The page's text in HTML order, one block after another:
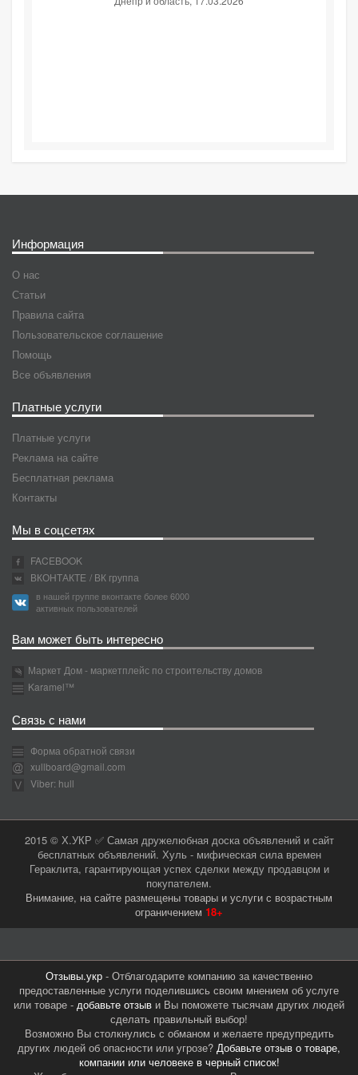
Информация
О нас
Статьи
Правила сайта
Пользовательское соглашение
Помощь
Все объявления
Платные услуги
Платные услуги
Реклама на сайте
Бесплатная реклама
Контакты
Мы в соцсетях
FACEBOOK
ВКОНТАКТЕ / ВК группа
в нашей группе вконтакте более 6000
активных пользователей
Вам может быть интересно
Маркет Дом - маркетплейс по строительству домов
Karamel™
Связь с нами
Форма обратной связи
xullboard@gmail.com
Viber: hull
2015 © Х.УКР ✅ Самая дружелюбная доска объявлений и сайт
бесплатных объявлений. Хуль - мифическая сила времен
Гераклита, гарантирующая успех сделки между продавцом и
покупателем.
Внимание, на сайте размещены товары и услуги с возрастным
ограничением 18+
Отзывы.укр - Отблагодарите компанию за качественно
предоставленные услуги поделившись своим мнением об услуге
или товаре - добавьте отзыв и Вы поможете тысячам других людей
сделать правильный выбор!
Возможно Вы столкнулись с обманом и желаете предупредить
других людей об опасности или угрозе? Добавьте отзыв о товаре,
компании или человеке в черный список!